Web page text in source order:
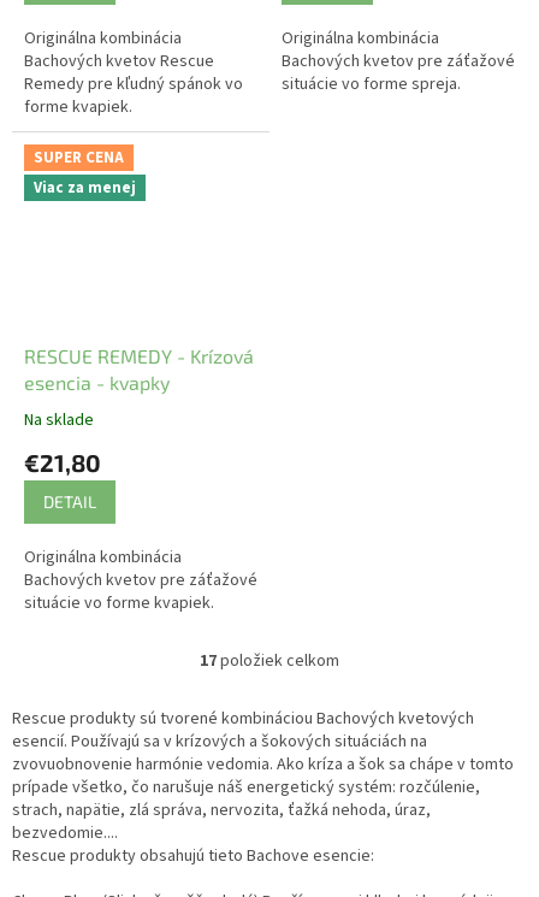
Originálna kombinácia
Bachových kvetov Rescue
Remedy pre kľudný spánok vo
forme kvapiek.
Originálna kombinácia
Bachových kvetov pre záťažové
situácie vo forme spreja.
SUPER CENA
Viac za menej
RESCUE REMEDY - Krízová
esencia - kvapky
Na sklade
€21,80
DETAIL
Originálna kombinácia
Bachových kvetov pre záťažové
situácie vo forme kvapiek.
O
l
á
d
a
c
e
17položiek celkom
Rescue produkty sú tvorené kombináciou Bachových kvetových
esencií. Používajú sa v krízových a šokových situáciách na
zvovuobnovenie harmónie vedomia. Ako kríza a šok sa chápe v tomto
prípade všetko, čo narušuje náš energetický systém: rozčúlenie,
strach, napätie, zlá správa, nervozita, ťažká nehoda, úraz,
bezvedomie....
Rescue produkty obsahujú tieto Bachove esencie: